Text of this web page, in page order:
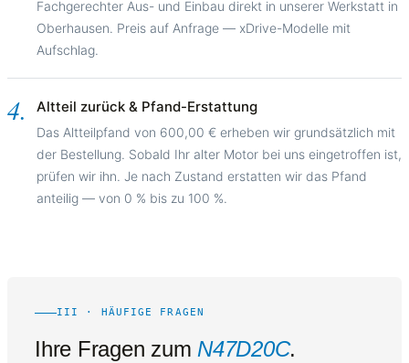
Fachgerechter Aus- und Einbau direkt in unserer Werkstatt in
Oberhausen. Preis auf Anfrage — xDrive-Modelle mit
Aufschlag.
4. Altteil zurück & Pfand-Erstattung
Das Altteilpfand von 600,00 € erheben wir grundsätzlich mit
der Bestellung. Sobald Ihr alter Motor bei uns eingetroffen ist,
prüfen wir ihn. Je nach Zustand erstatten wir das Pfand
anteilig — von 0 % bis zu 100 %.
III · HÄUFIGE FRAGEN
Ihre Fragen zum N47D20C.